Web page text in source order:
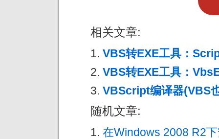
相关文章:
VBS转EXE工具：
VBS转EXE工具：
VBScript编译器(VBS
随机文章:
在Windows 2008 R2